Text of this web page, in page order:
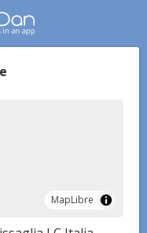
MapLibre
MapLibre